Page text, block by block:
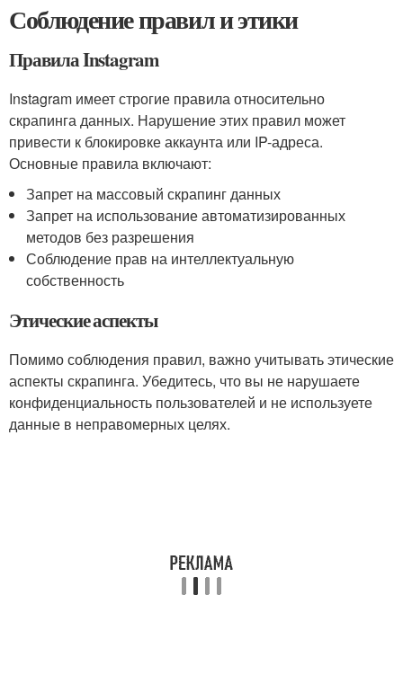
Соблюдение правил и этики
Правила Instagram
Instagram имеет строгие правила относительно
скрапинга данных. Нарушение этих правил может
привести к блокировке аккаунта или IP-адреса.
Основные правила включают:
Запрет на массовый скрапинг данных
Запрет на использование автоматизированных
методов без разрешения
Соблюдение прав на интеллектуальную
собственность
Этические аспекты
Помимо соблюдения правил, важно учитывать этические
аспекты скрапинга. Убедитесь, что вы не нарушаете
конфиденциальность пользователей и не используете
данные в неправомерных целях.